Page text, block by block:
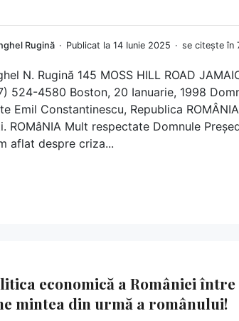
Rugină Publicat la 14 Iunie 2025 se citește în
N. Rugină 145 MOSS HILL ROAD
524-4580 Boston, 20 Ianuarie, 1998
Emil Constantinescu, Republica
ROMâNIA Mult respectate Domnule
aflat despre criza...
economică a României
mintea din urmă a românului!